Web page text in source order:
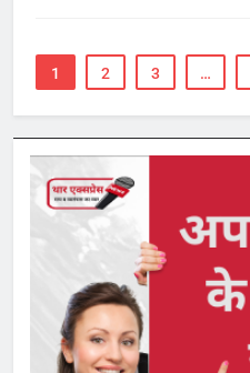
1 2 3 …